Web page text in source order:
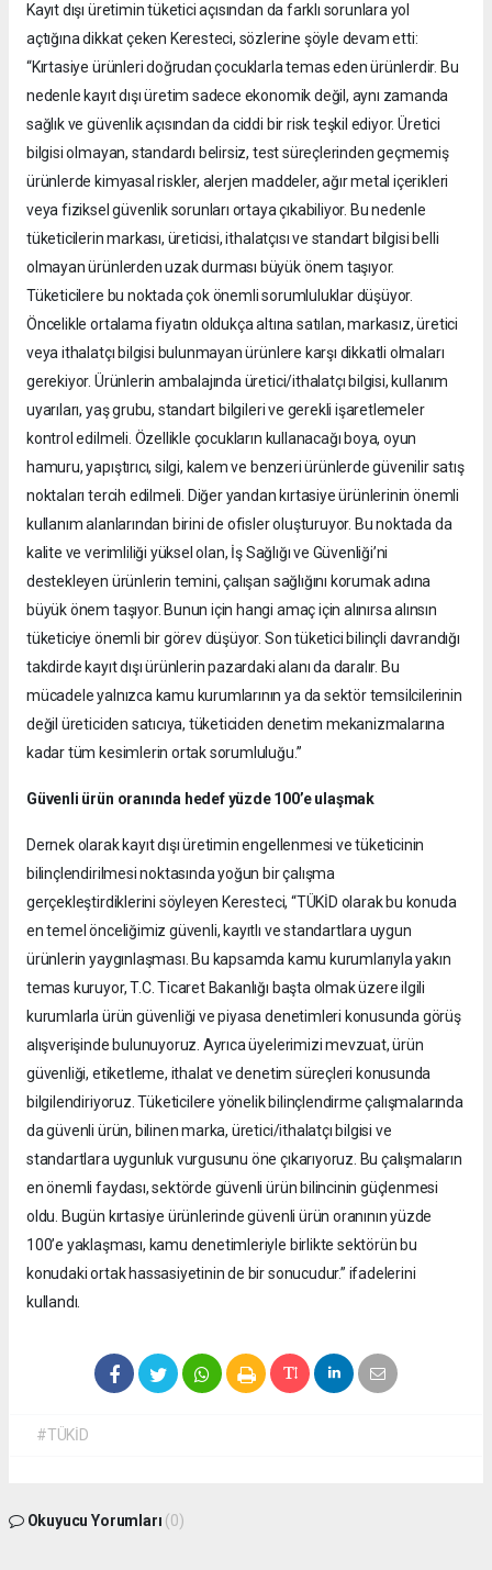
Kayıt dışı üretimin tüketici açısından da farklı sorunlara yol
açtığına dikkat çeken Keresteci, sözlerine şöyle devam etti:
“Kırtasiye ürünleri doğrudan çocuklarla temas eden ürünlerdir. Bu
nedenle kayıt dışı üretim sadece ekonomik değil, aynı zamanda
sağlık ve güvenlik açısından da ciddi bir risk teşkil ediyor. Üretici
bilgisi olmayan, standardı belirsiz, test süreçlerinden geçmemiş
ürünlerde kimyasal riskler, alerjen maddeler, ağır metal içerikleri
veya fiziksel güvenlik sorunları ortaya çıkabiliyor. Bu nedenle
tüketicilerin markası, üreticisi, ithalatçısı ve standart bilgisi belli
olmayan ürünlerden uzak durması büyük önem taşıyor.
Tüketicilere bu noktada çok önemli sorumluluklar düşüyor.
Öncelikle ortalama fiyatın oldukça altına satılan, markasız, üretici
veya ithalatçı bilgisi bulunmayan ürünlere karşı dikkatli olmaları
gerekiyor. Ürünlerin ambalajında üretici/ithalatçı bilgisi, kullanım
uyarıları, yaş grubu, standart bilgileri ve gerekli işaretlemeler
kontrol edilmeli. Özellikle çocukların kullanacağı boya, oyun
hamuru, yapıştırıcı, silgi, kalem ve benzeri ürünlerde güvenilir satış
noktaları tercih edilmeli. Diğer yandan kırtasiye ürünlerinin önemli
kullanım alanlarından birini de ofisler oluşturuyor. Bu noktada da
kalite ve verimliliği yüksel olan, İş Sağlığı ve Güvenliği’ni
destekleyen ürünlerin temini, çalışan sağlığını korumak adına
büyük önem taşıyor. Bunun için hangi amaç için alınırsa alınsın
tüketiciye önemli bir görev düşüyor. Son tüketici bilinçli davrandığı
takdirde kayıt dışı ürünlerin pazardaki alanı da daralır. Bu
mücadele yalnızca kamu kurumlarının ya da sektör temsilcilerinin
değil üreticiden satıcıya, tüketiciden denetim mekanizmalarına
kadar tüm kesimlerin ortak sorumluluğu.”
Güvenli ürün oranında hedef yüzde 100’e ulaşmak
Dernek olarak kayıt dışı üretimin engellenmesi ve tüketicinin
bilinçlendirilmesi noktasında yoğun bir çalışma
gerçekleştirdiklerini söyleyen Keresteci, “TÜKİD olarak bu konuda
en temel önceliğimiz güvenli, kayıtlı ve standartlara uygun
ürünlerin yaygınlaşması. Bu kapsamda kamu kurumlarıyla yakın
temas kuruyor, T.C. Ticaret Bakanlığı başta olmak üzere ilgili
kurumlarla ürün güvenliği ve piyasa denetimleri konusunda görüş
alışverişinde bulunuyoruz. Ayrıca üyelerimizi mevzuat, ürün
güvenliği, etiketleme, ithalat ve denetim süreçleri konusunda
bilgilendiriyoruz. Tüketicilere yönelik bilinçlendirme çalışmalarında
da güvenli ürün, bilinen marka, üretici/ithalatçı bilgisi ve
standartlara uygunluk vurgusunu öne çıkarıyoruz. Bu çalışmaların
en önemli faydası, sektörde güvenli ürün bilincinin güçlenmesi
oldu. Bugün kırtasiye ürünlerinde güvenli ürün oranının yüzde
100’e yaklaşması, kamu denetimleriyle birlikte sektörün bu
konudaki ortak hassasiyetinin de bir sonucudur.” ifadelerini
kullandı.
#TÜKİD
Okuyucu Yorumları (0)